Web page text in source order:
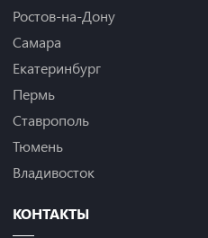
Ростов-на-Дону
Самара
Екатеринбург
Пермь
Ставрополь
Тюмень
Владивосток
КОНТАКТЫ